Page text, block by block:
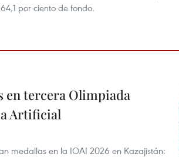
64,1 por ciento de fondo.
en tercera Olimpiada
Artificial
medallas en la IOAI 2026 en Kazajistán: